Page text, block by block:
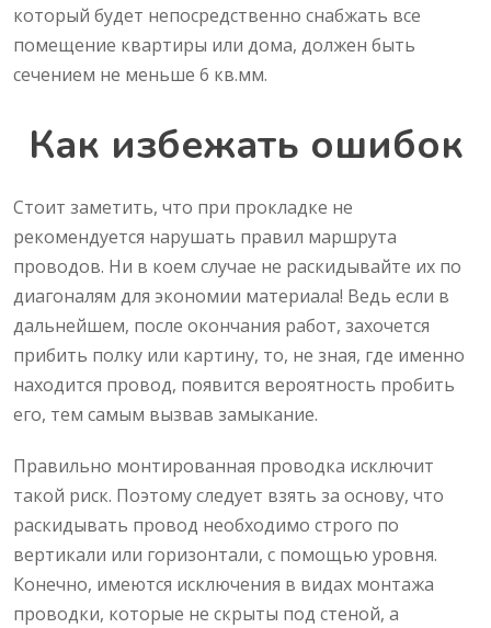
который будет непосредственно снабжать все
помещение квартиры или дома, должен быть
сечением не меньше 6 кв.мм.
Как избежать ошибок
Стоит заметить, что при прокладке не
рекомендуется нарушать правил маршрута
проводов. Ни в коем случае не раскидывайте их по
диагоналям для экономии материала! Ведь если в
дальнейшем, после окончания работ, захочется
прибить полку или картину, то, не зная, где именно
находится провод, появится вероятность пробить
его, тем самым вызвав замыкание.
Правильно монтированная проводка исключит
такой риск. Поэтому следует взять за основу, что
раскидывать провод необходимо строго по
вертикали или горизонтали, с помощью уровня.
Конечно, имеются исключения в видах монтажа
проводки, которые не скрыты под стеной, а